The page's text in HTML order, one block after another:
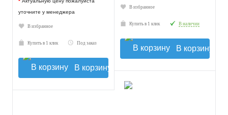
уточните у менеджера
В избранное
Купить в 1 клик Под заказ
В корзину
В избранное
Купить в 1 клик В наличии
В корзину